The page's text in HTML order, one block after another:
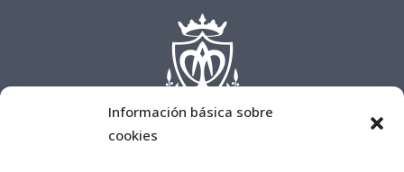
Información básica sobre
cookies